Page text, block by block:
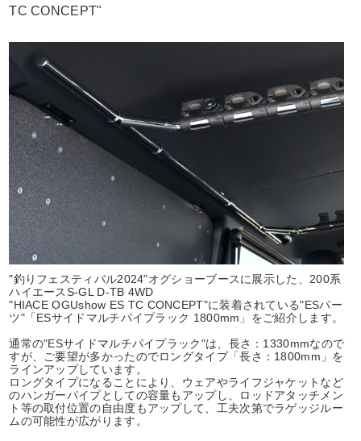
TC CONCEPT"
"釣りフェスティバル2024"オグショーブースに展示した、200系
ハイエースS-GL D-TB 4WD
"HIACE OGUshow ES TC CONCEPT"に装着されている"ESパー
ツ"「ESサイドマルチパイプラック 1800mm」をご紹介します。
通常の"ESサイドマルチパイプラック"は、長さ：1330mmなので
すが、ご要望が多かったのでロングタイプ「長さ：1800mm」を
ラインアップしています。
ロングタイプになることにより、ウェアやライフジャケットなど
のハンガーパイプとしての容量もアップし、ロッドアタッチメン
ト等の取付位置の自由度もアップして、工夫次第でラゲッジルー
ムの可能性が広がります。